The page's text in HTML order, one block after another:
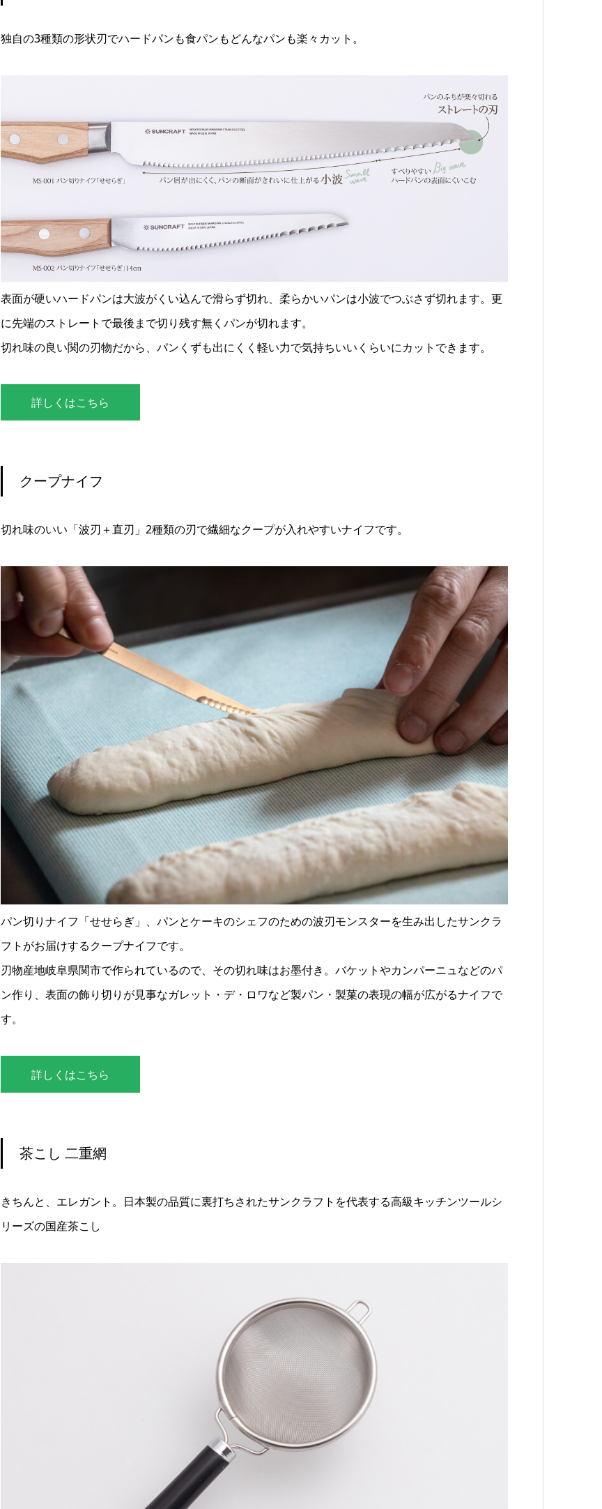
独自の3種類の形状刃でハードパンも食パンもどんなパンも楽々カット。
表面が硬いハードパンは大波がくい込んで滑らず切れ、柔らかいパンは小波でつぶさず切れます。更
に先端のストレートで最後まで切り残す無くパンが切れます。
切れ味の良い関の刃物だから、パンくずも出にくく軽い力で気持ちいいくらいにカットできます。
詳しくはこちら
クープナイフ
切れ味のいい「波刃＋直刃」2種類の刃で繊細なクープが入れやすいナイフです。
パン切りナイフ「せせらぎ」、パンとケーキのシェフのための波刃モンスターを生み出したサンクラ
フトがお届けするクープナイフです。
刃物産地岐阜県関市で作られているので、その切れ味はお墨付き。バケットやカンパーニュなどのパ
ン作り、表面の飾り切りが見事なガレット・デ・ロワなど製パン・製菓の表現の幅が広がるナイフで
す。
詳しくはこちら
茶こし 二重網
きちんと、エレガント。日本製の品質に裏打ちされたサンクラフトを代表する高級キッチンツールシ
リーズの国産茶こし